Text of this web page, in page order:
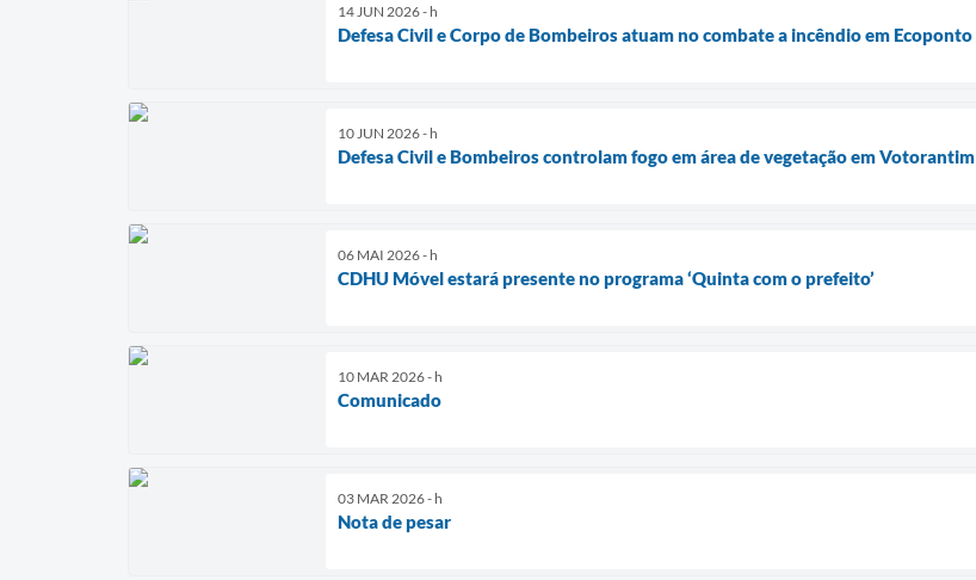
14 JUN 2026 - h
Defesa Civil e Corpo de Bombeiros atuam no combate a incêndio em Ecoponto
10 JUN 2026 - h
Defesa Civil e Bombeiros controlam fogo em área de vegetação em Votorantim
06 MAI 2026 - h
CDHU Móvel estará presente no programa ‘Quinta com o prefeito’
10 MAR 2026 - h
Comunicado
03 MAR 2026 - h
Nota de pesar